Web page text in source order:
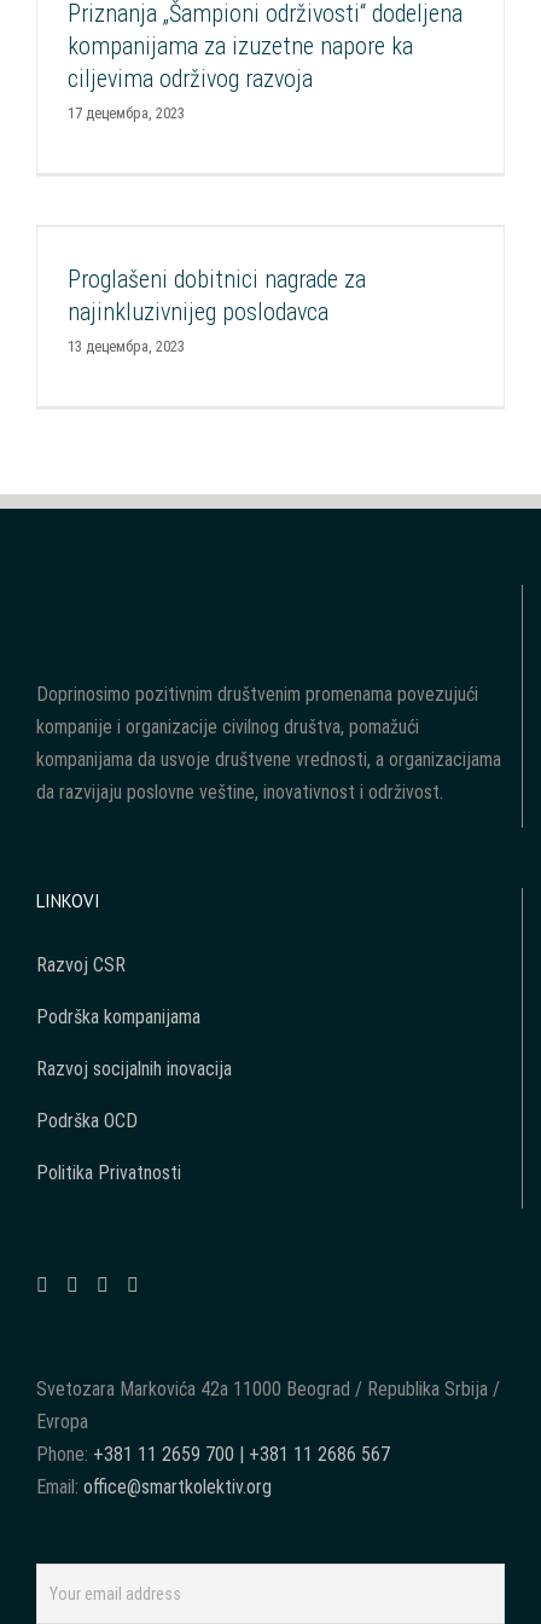
Aktuelnosti CSR Forum Događaji FOP FOP
Podrška
Razvoj CSR
Priznanja „Šampioni održivosti“ dodeljena
kompanijama za izuzetne napore ka
ciljevima održivog razvoja
17 децембра, 2023
Aktuelnosti Događaji
Ekonomsko osnaživanje osoba sa
invaliditetom FOP Projekti Razvoj CSR
Proglašeni dobitnici nagrade za
najinkluzivnijeg poslodavca
13 децембра, 2023
Doprinosimo pozitivnim društvenim promenama povezujući
kompanije i organizacije civilnog društva, pomažući
kompanijama da usvoje društvene vrednosti, a organizacijama
da razvijaju poslovne veštine, inovativnost i održivost.
LINKOVI
Razvoj CSR
Podrška kompanijama
Razvoj socijalnih inovacija
Podrška OCD
Politika Privatnosti
Svetozara Markovića 42a 11000 Beograd / Republika Srbija /
Evropa
Phone: +381 11 2659 700 | +381 11 2686 567
Email: office@smartkolektiv.org